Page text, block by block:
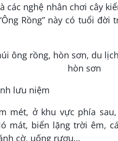
các nghệ nhân chơi cây
Rồng” này có tuổi
lưu niệm
mét, ở khu vực phía
mát, biển lặng trời êm,
cờ, uống rượu…